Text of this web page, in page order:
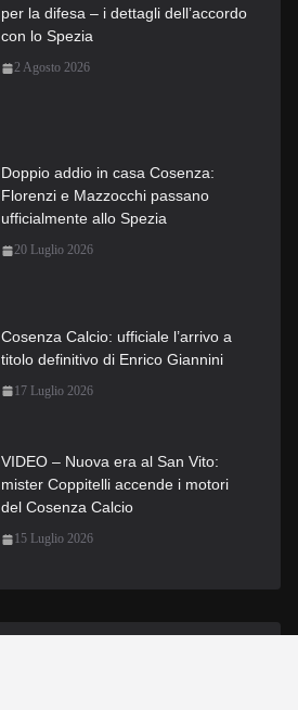
per la difesa – i dettagli dell’accordo
con lo Spezia
2 Agosto 2026
Doppio addio in casa Cosenza:
Florenzi e Mazzocchi passano
ufficialmente allo Spezia
20 Luglio 2026
Cosenza Calcio: ufficiale l’arrivo a
titolo definitivo di Enrico Giannini
17 Luglio 2026
VIDEO – Nuova era al San Vito:
mister Coppitelli accende i motori
del Cosenza Calcio
15 Luglio 2026